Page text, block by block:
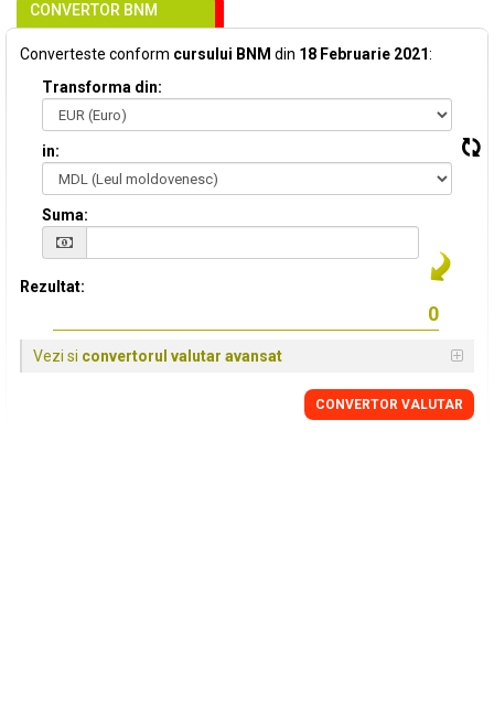
CONVERTOR BNM
Converteste conform cursului BNM din 18 Februarie 2021:
Transforma din:
in:
Suma:
Rezultat:
Vezi si convertorul valutar avansat
CONVERTOR VALUTAR